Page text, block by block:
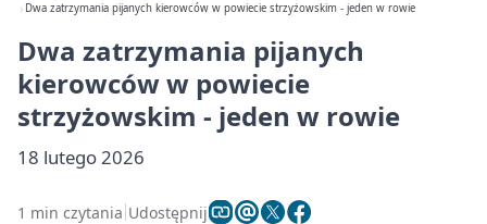
Dwa zatrzymania pijanych kierowców w powiecie strzyżowskim - jeden w rowie
Dwa zatrzymania pijanych
kierowców w powiecie
strzyżowskim - jeden w rowie
18 lutego 2026
1 min czytania Udostępnij